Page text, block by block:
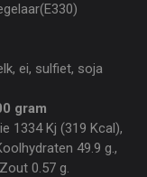
ei, sulfiet, soja
gram
1334 Kj (319 Kcal),
49.9 g.,
0.57 g.